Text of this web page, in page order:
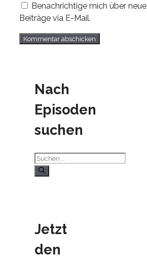
Benachrichtige mich über neue
Beiträge via E-Mail.
Nach
Episoden
suchen
Suchen
nach:
Jetzt
den